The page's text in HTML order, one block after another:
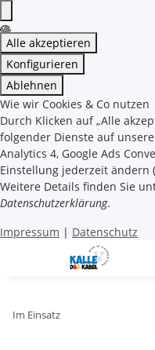
Alle akzeptieren
Konfigurieren
Ablehnen
Wie wir Cookies & Co nutzen
Durch Klicken auf „Alle
folgender Dienste auf
Analytics 4, Google Ads
Einstellung jederzeit ändern
Weitere Details finden Sie
Datenschutzerklärung.
Impressum | Datenschutz
Im Einsatz